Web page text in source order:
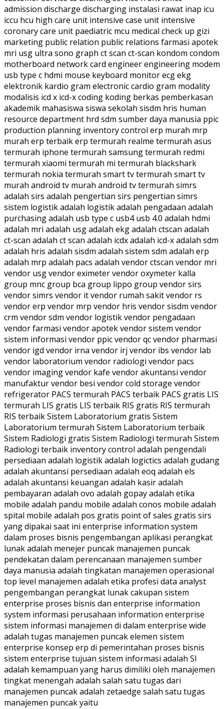
admission discharge discharging instalasi rawat inap icu
iccu hcu high care unit intensive case unit intensive
coronary care unit paediatric mcu medical check up gizi
marketing public relation public relations farmasi apotek
mri usg ultra sono graph ct scan ct-scan kondom condom
motherboard network card engineer engineering modem
usb type c hdmi mouse keyboard monitor ecg ekg
elektronik kardio gram electronic cardio gram modality
modalisis icd x icd-x coding koding berkas pemberkasan
akademik mahasiswa siswa sekolah sisdm hris human
resource department hrd sdm sumber daya manusia ppic
production planning inventory control erp murah mrp
murah erp terbaik erp termurah realme termurah asus
termurah iphone termurah samsung termurah redmi
termurah xiaomi termurah mi termurah blackshark
termurah nokia termurah smart tv termurah smart tv
murah android tv murah android tv termurah simrs
adalah sirs adalah pengertian sirs pengertian simrs
sistem logistik adalah logistik adalah pengadaan adalah
purchasing adalah usb type c usb4 usb 4.0 adalah hdmi
adalah mri adalah usg adalah ekg adalah ctscan adalah
ct-scan adalah ct scan adalah icdx adalah icd-x adalah sdm
adalah hris adalah sisdm adalah sistem sdm adalah erp
adalah mrp adalah pacs adalah vendor ctscan vendor mri
vendor usg vendor eximeter vendor oxymeter kalla
group mnc group bca group lippo group vendor sirs
vendor simrs vendor it vendor rumah sakit vendor rs
vendor erp vendor mrp vendor hris vendor sisdm vendor
crm vendor sdm vendor logistik vendor pengadaan
vendor farmasi vendor apotek vendor sistem vendor
sistem informasi vendor ppic vendor qc vendor pharmasi
vendor igd vendor irna vendor irj vendor ibs vendor lab
vendor laboratorium vendor radiologi vendor pacs
vendor imaging vendor kafe vendor akuntansi vendor
manufaktur vendor besi vendor cold storage vendor
refrigerator PACS termurah PACS terbaik PACS gratis LIS
termurah LIS gratis LIS terbaik RIS gratis RIS termurah
RIS terbaik Sistem Laboratorium gratis Sistem
Laboratorium termurah Sistem Laboratorium terbaik
Sistem Radiologi gratis Sistem Radiologi termurah Sistem
Radiologi terbaik inventory control adalah pengendali
persediaan adalah logistik adalah logictics adalah gudang
adalah akuntansi persediaan adalah eoq adalah els
adalah akuntansi keuangan adalah kasir adalah
pembayaran adalah ovo adalah gopay adalah etika
mobile adalah pandu mobile adalah conos mobile adalah
spital mobile adalah pos gratis point of sales gratis sirs
yang dipakai saat ini enterprise information system
dalam proses bisnis pengembangan aplikasi perangkat
lunak adalah menejer puncak manajemen puncak
pendekatan dalam perencanaan manajemen sumber
daya manusia adalah tingkatan manajemen operasional
top level manajemen adalah etika profesi data analyst
pengembangan perangkat lunak cakupan sistem
enterprise proses bisnis dan enterprise information
system informasi perusahaan information enterprise
sistem informasi manajemen di dalam enterprise wide
adalah tugas manajemen puncak elemen sistem
enterprise konsep erp di pemerintahan proses bisnis
sistem enterprise tujuan sistem informasi adalah SI
adalah kemampuan yang harus dimiliki oleh manajemen
tingkat menengah adalah salah satu tugas dari
manajemen puncak adalah zetaedge salah satu tugas
manajemen puncak yaitu